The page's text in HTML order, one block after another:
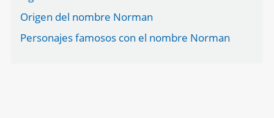
Origen del nombre Norman
Personajes famosos con el nombre Norman